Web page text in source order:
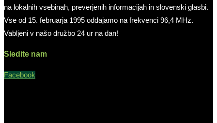
na lokalnih vsebinah, preverjenih informacijah in slovenski glasbi.
Vse od 15. februarja 1995 oddajamo na frekvenci 96,4 MHz.
Vabljeni v našo družbo 24 ur na dan!
Sledite nam
Facebook